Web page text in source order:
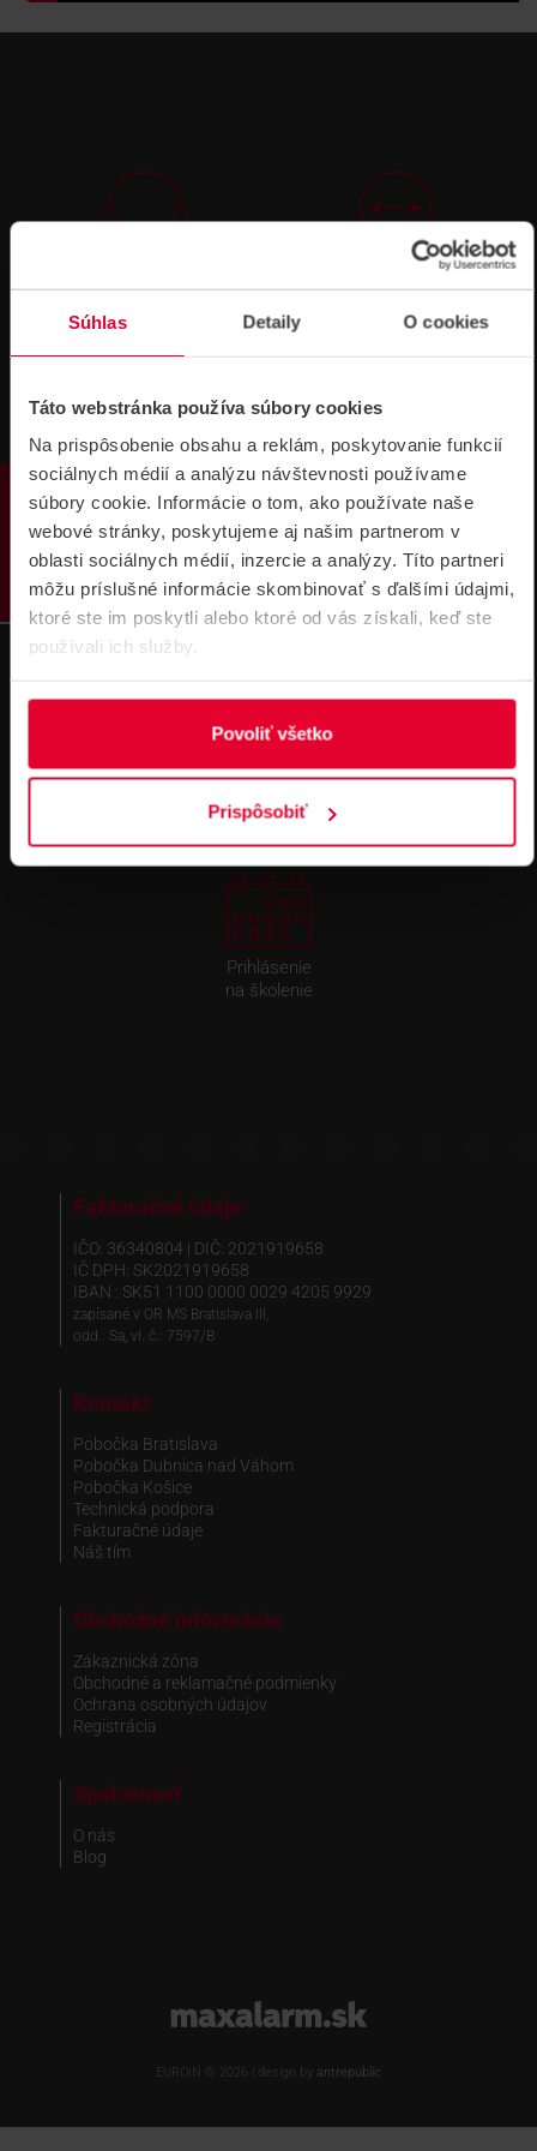
Súhlas Detaily O cookies
Táto webstránka používa súbory cookies
Na prispôsobenie obsahu a reklám, poskytovanie funkcií
sociálnych médií a analýzu návštevnosti používame
súbory cookie. Informácie o tom, ako používate naše
webové stránky, poskytujeme aj našim partnerom v
oblasti sociálnych médií, inzercie a analýzy. Títo partneri
môžu príslušné informácie skombinovať s ďalšími údajmi,
ktoré ste im poskytli alebo ktoré od vás získali, keď ste
používali ich služby.
Povoliť všetko
Prispôsobiť
PRODUKTY
podpora 24/7
Podpora cez
TeamViewer
na stiahnutie
objednávkach nad 300 € bez DPH
DOPRAVA ZADARMO
Prihlásenie
na školenie
Fakturačné údaje
IČO: 36340804 | DIČ: 2021919658
IČ DPH: SK2021919658
IBAN : SK51 1100 0000 0029 4205 9929
zapísané v OR MS Bratislava III,
odd.: Sa, vl. č.: 7597/B
Kontakt
Pobočka Bratislava
Pobočka Dubnica nad Váhom
Pobočka Košice
Technická podpora
Fakturačné údaje
Náš tím
Obchodné informácie
Zákaznická zóna
Obchodné a reklamačné podmienky
Ochrana osobných údajov
Registrácia
Spoločnosť
O nás
Blog
www.maxalarm.sk
EUROIN © 2026 | design by antrepublic